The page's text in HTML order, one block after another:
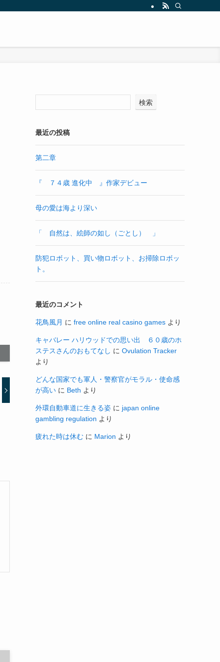
検索
最近の投稿
第二章
『 ７４歳 進化中 』作家デビュー
母の愛は海より深い
「 自然は、絵師の如し（ごとし） 」
防犯ロボット、買い物ロボット、お掃除ロボッ
ト。
最近のコメント
花鳥風月 に free online real casino games より
キャバレー ハリウッドでの思い出 ６０歳のホ
ステスさんのおもてなし に Ovulation Tracker
より
どんな国家でも軍人・警察官がモラル・使命感
が高い に Beth より
外環自動車道に生きる姿 に japan online
gambling regulation より
疲れた時は休む に Marion より